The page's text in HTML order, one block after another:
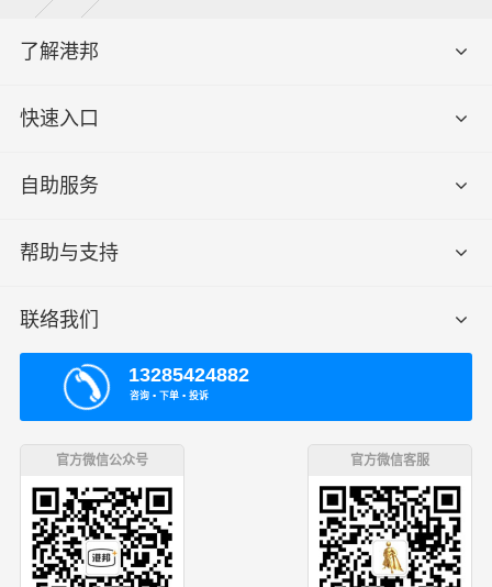
了解港邦
快速入口
自助服务
帮助与支持
联络我们
13285424882
咨询 ▪ 下单 ▪ 投诉
官方微信公众号 官方微信客服